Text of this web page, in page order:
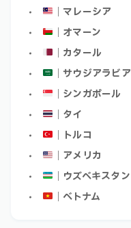
｜マレーシア
｜オマーン
｜カタール
｜サウジアラビア
｜シンガポール
｜タイ
｜トルコ
｜アメリカ
｜ウズベキスタン
｜ベトナム